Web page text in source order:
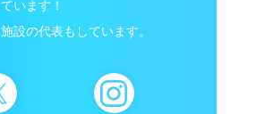
います！
設の代表もしています。